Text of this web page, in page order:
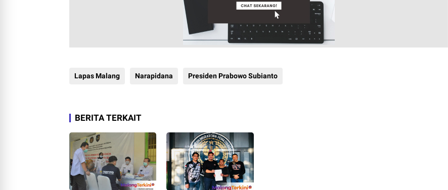
Lapas Malang Narapidana Presiden Prabowo Subianto
BERITA TERKAIT